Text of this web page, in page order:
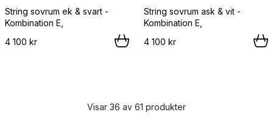
String sovrum ek & svart -
Kombination E,
4 100 kr
String sovrum ask & vit -
Kombination E,
4 100 kr
Visar 36 av 61 produkter